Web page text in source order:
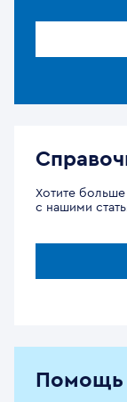
Хотите
с нашими
Помощь